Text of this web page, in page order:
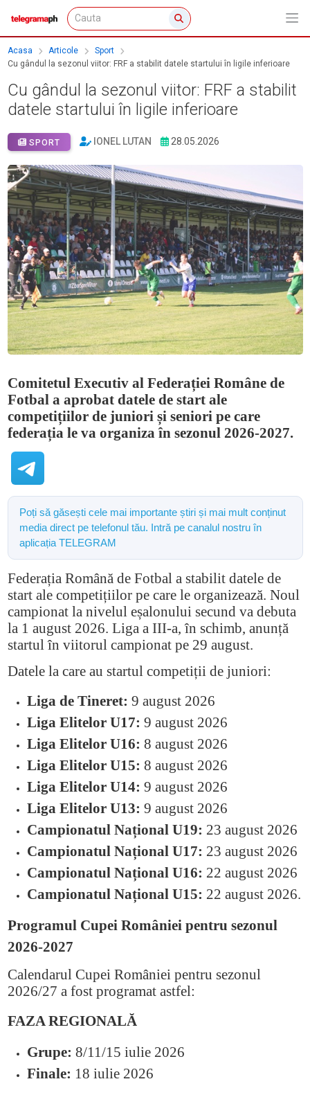
Acasa Articole
Sport
Cu gândul la sezonul viitor: FRF a stabilit datele startului în ligile inferioare
Cu gândul la sezonul viitor: FRF a stabilit
datele startului în ligile inferioare
SPORT IONEL LUTAN 28.05.2026
Comitetul Executiv al Federației Române de
Fotbal a aprobat datele de start ale
competițiilor de juniori și seniori pe care
federația le va organiza în sezonul 2026-2027.
Poți să găsești cele mai importante știri și mai mult conținut
media direct pe telefonul tău. Intră pe canalul nostru în
aplicația TELEGRAM
Federația Română de Fotbal a stabilit datele de
start ale competițiilor pe care le organizează. Noul
campionat la nivelul eșalonului secund va debuta
la 1 august 2026. Liga a III-a, în schimb, anunță
startul în viitorul campionat pe 29 august.
Datele la care au startul competiții de juniori:
Liga de Tineret: 9 august 2026
Liga Elitelor U17: 9 august 2026
Liga Elitelor U16: 8 august 2026
Liga Elitelor U15: 8 august 2026
Liga Elitelor U14: 9 august 2026
Liga Elitelor U13: 9 august 2026
Campionatul Național U19: 23 august 2026
Campionatul Național U17: 23 august 2026
Campionatul Național U16: 22 august 2026
Campionatul Național U15: 22 august 2026.
Programul Cupei României pentru sezonul
2026-2027
Calendarul Cupei României pentru sezonul
2026/27 a fost programat astfel:
FAZA REGIONALĂ
Grupe: 8/11/15 iulie 2026
Finale: 18 iulie 2026